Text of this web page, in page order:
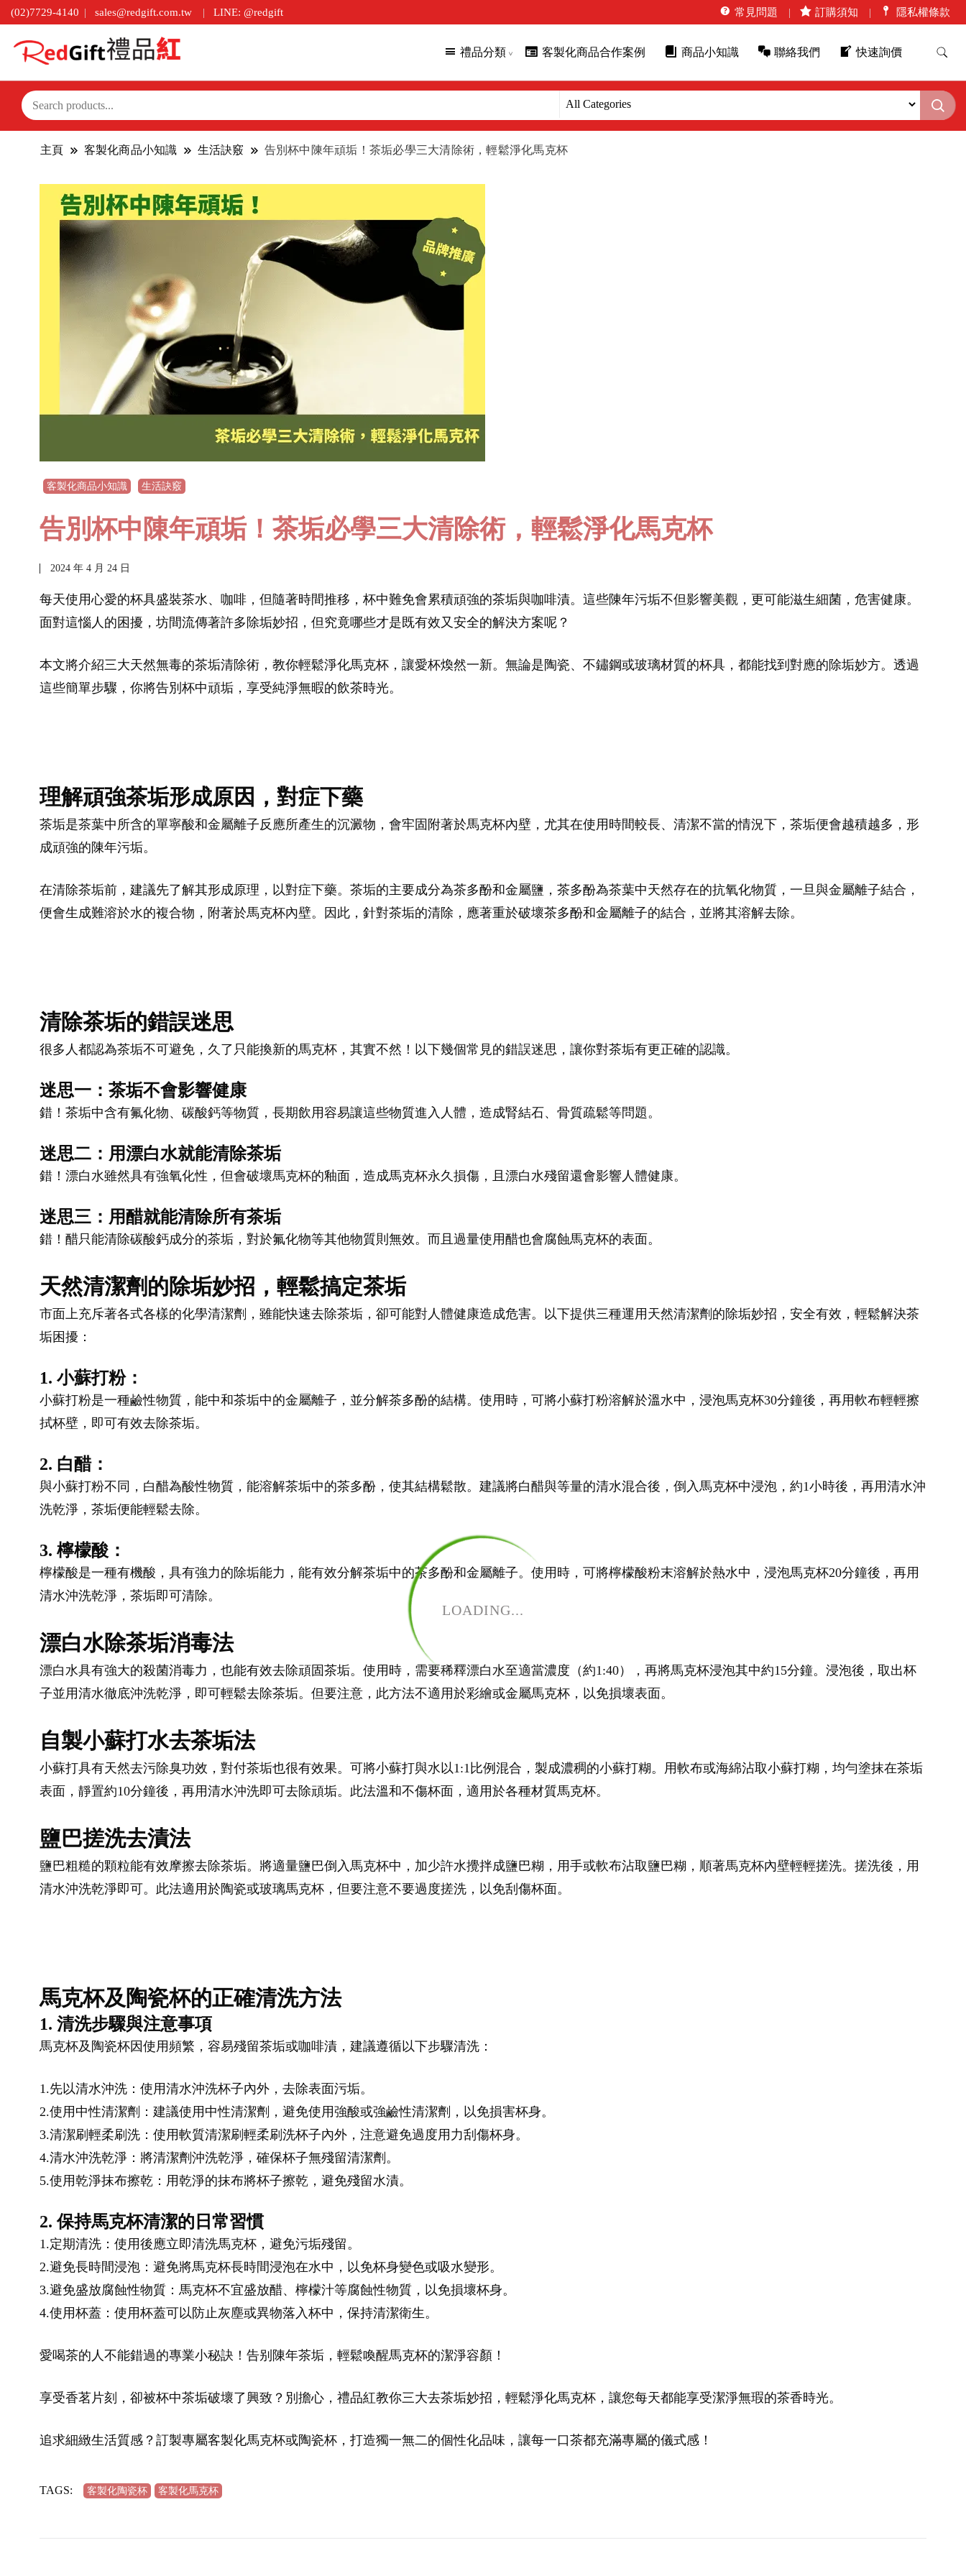
(02)7729-4140 sales@redgift.com.tw LINE: @redgift 常見問題 訂購須知 隱私權條款
禮品分類 客製化商品合作案例 商品小知識 聯絡我們 快速詢價
LOADING...
主頁 客製化商品小知識 生活訣竅 告別杯中陳年頑垢！茶垢必學三大清除術，輕鬆淨化馬克杯
客製化商品小知識 生活訣竅
告別杯中陳年頑垢！茶垢必學三大清除術，輕鬆淨化馬克杯
2024 年 4 月 24 日
每天使用心愛的杯具盛裝茶水、咖啡，但隨著時間推移，杯中難免會累積頑強的茶垢與咖啡漬。這些陳年污垢不但影響美觀，更可能滋生細菌，危害健康。
面對這惱人的困擾，坊間流傳著許多除垢妙招，但究竟哪些才是既有效又安全的解決方案呢？
本文將介紹三大天然無毒的茶垢清除術，教你輕鬆淨化馬克杯，讓愛杯煥然一新。無論是陶瓷、不鏽鋼或玻璃材質的杯具，都能找到對應的除垢妙方。透過
這些簡單步驟，你將告別杯中頑垢，享受純淨無暇的飲茶時光。
理解頑強茶垢形成原因，對症下藥
茶垢是茶葉中所含的單寧酸和金屬離子反應所產生的沉澱物，會牢固附著於馬克杯內壁，尤其在使用時間較長、清潔不當的情況下，茶垢便會越積越多，形
成頑強的陳年污垢。
在清除茶垢前，建議先了解其形成原理，以對症下藥。茶垢的主要成分為茶多酚和金屬鹽，茶多酚為茶葉中天然存在的抗氧化物質，一旦與金屬離子結合，
便會生成難溶於水的複合物，附著於馬克杯內壁。因此，針對茶垢的清除，應著重於破壞茶多酚和金屬離子的結合，並將其溶解去除。
清除茶垢的錯誤迷思
很多人都認為茶垢不可避免，久了只能換新的馬克杯，其實不然！以下幾個常見的錯誤迷思，讓你對茶垢有更正確的認識。
迷思一：茶垢不會影響健康
錯！茶垢中含有氟化物、碳酸鈣等物質，長期飲用容易讓這些物質進入人體，造成腎結石、骨質疏鬆等問題。
迷思二：用漂白水就能清除茶垢
錯！漂白水雖然具有強氧化性，但會破壞馬克杯的釉面，造成馬克杯永久損傷，且漂白水殘留還會影響人體健康。
迷思三：用醋就能清除所有茶垢
錯！醋只能清除碳酸鈣成分的茶垢，對於氟化物等其他物質則無效。而且過量使用醋也會腐蝕馬克杯的表面。
天然清潔劑的除垢妙招，輕鬆搞定茶垢
市面上充斥著各式各樣的化學清潔劑，雖能快速去除茶垢，卻可能對人體健康造成危害。以下提供三種運用天然清潔劑的除垢妙招，安全有效，輕鬆解決茶
垢困擾：
1. 小蘇打粉：
小蘇打粉是一種鹼性物質，能中和茶垢中的金屬離子，並分解茶多酚的結構。使用時，可將小蘇打粉溶解於溫水中，浸泡馬克杯30分鐘後，再用軟布輕輕擦
拭杯壁，即可有效去除茶垢。
2. 白醋：
與小蘇打粉不同，白醋為酸性物質，能溶解茶垢中的茶多酚，使其結構鬆散。建議將白醋與等量的清水混合後，倒入馬克杯中浸泡，約1小時後，再用清水沖
洗乾淨，茶垢便能輕鬆去除。
3. 檸檬酸：
檸檬酸是一種有機酸，具有強力的除垢能力，能有效分解茶垢中的茶多酚和金屬離子。使用時，可將檸檬酸粉末溶解於熱水中，浸泡馬克杯20分鐘後，再用
清水沖洗乾淨，茶垢即可清除。
漂白水除茶垢消毒法
漂白水具有強大的殺菌消毒力，也能有效去除頑固茶垢。使用時，需要稀釋漂白水至適當濃度（約1:40），再將馬克杯浸泡其中約15分鐘。浸泡後，取出杯
子並用清水徹底沖洗乾淨，即可輕鬆去除茶垢。但要注意，此方法不適用於彩繪或金屬馬克杯，以免損壞表面。
自製小蘇打水去茶垢法
小蘇打具有天然去污除臭功效，對付茶垢也很有效果。可將小蘇打與水以1:1比例混合，製成濃稠的小蘇打糊。用軟布或海綿沾取小蘇打糊，均勻塗抹在茶垢
表面，靜置約10分鐘後，再用清水沖洗即可去除頑垢。此法溫和不傷杯面，適用於各種材質馬克杯。
鹽巴搓洗去漬法
鹽巴粗糙的顆粒能有效摩擦去除茶垢。將適量鹽巴倒入馬克杯中，加少許水攪拌成鹽巴糊，用手或軟布沾取鹽巴糊，順著馬克杯內壁輕輕搓洗。搓洗後，用
清水沖洗乾淨即可。此法適用於陶瓷或玻璃馬克杯，但要注意不要過度搓洗，以免刮傷杯面。
馬克杯及陶瓷杯的正確清洗方法
1. 清洗步驟與注意事項
馬克杯及陶瓷杯因使用頻繁，容易殘留茶垢或咖啡漬，建議遵循以下步驟清洗：
1.先以清水沖洗：使用清水沖洗杯子內外，去除表面污垢。
2.使用中性清潔劑：建議使用中性清潔劑，避免使用強酸或強鹼性清潔劑，以免損害杯身。
3.清潔刷輕柔刷洗：使用軟質清潔刷輕柔刷洗杯子內外，注意避免過度用力刮傷杯身。
4.清水沖洗乾淨：將清潔劑沖洗乾淨，確保杯子無殘留清潔劑。
5.使用乾淨抹布擦乾：用乾淨的抹布將杯子擦乾，避免殘留水漬。
2. 保持馬克杯清潔的日常習慣
1.定期清洗：使用後應立即清洗馬克杯，避免污垢殘留。
2.避免長時間浸泡：避免將馬克杯長時間浸泡在水中，以免杯身變色或吸水變形。
3.避免盛放腐蝕性物質：馬克杯不宜盛放醋、檸檬汁等腐蝕性物質，以免損壞杯身。
4.使用杯蓋：使用杯蓋可以防止灰塵或異物落入杯中，保持清潔衛生。
愛喝茶的人不能錯過的專業小秘訣！告别陳年茶垢，輕鬆喚醒馬克杯的潔淨容顏！
享受香茗片刻，卻被杯中茶垢破壞了興致？別擔心，禮品紅教你三大去茶垢妙招，輕鬆淨化馬克杯，讓您每天都能享受潔淨無瑕的茶香時光。
追求細緻生活質感？訂製專屬客製化馬克杯或陶瓷杯，打造獨一無二的個性化品味，讓每一口茶都充滿專屬的儀式感！
TAGS: 客製化陶瓷杯 客製化馬克杯